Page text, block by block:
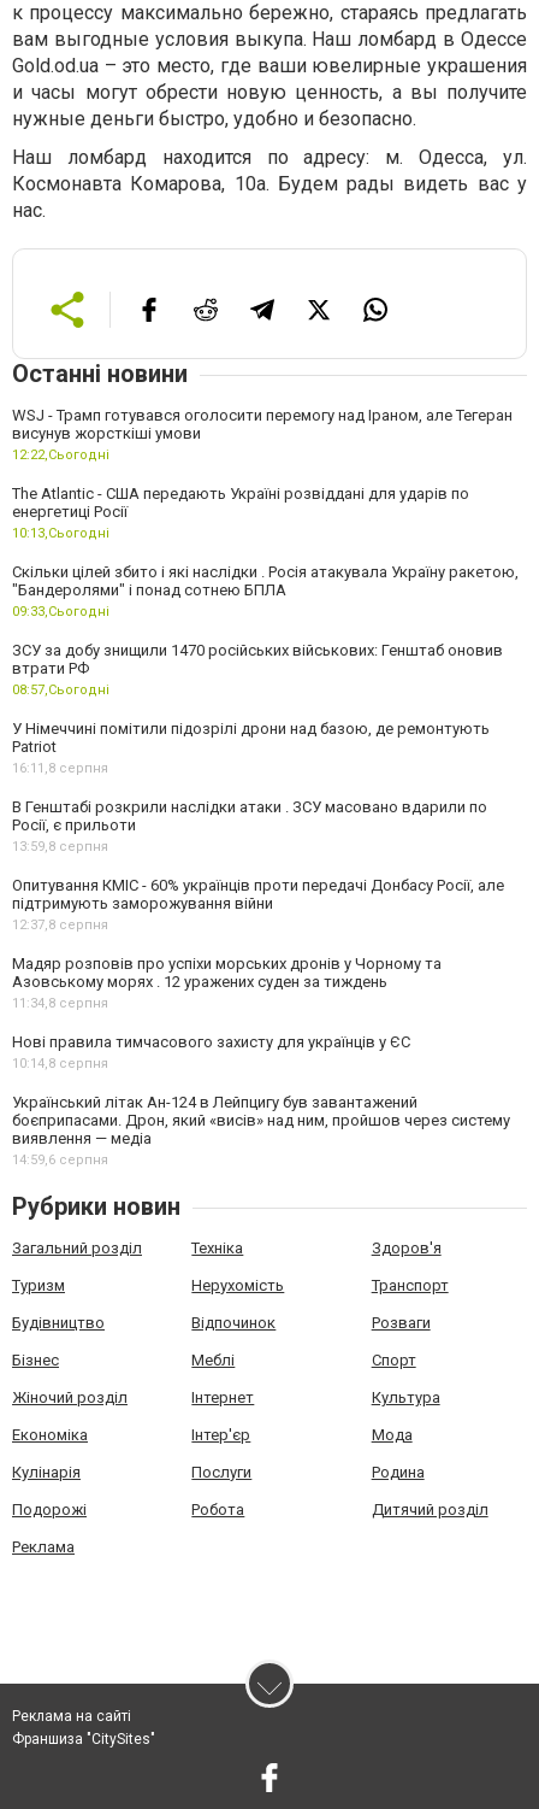
к процессу максимально бережно, стараясь предлагать
вам выгодные условия выкупа. Наш ломбард в Одессе
Gold.od.ua – это место, где ваши ювелирные украшения
и часы могут обрести новую ценность, а вы получите
нужные деньги быстро, удобно и безопасно.
Наш ломбард находится по адресу: м. Одесса, ул.
Космонавта Комарова, 10а. Будем рады видеть вас у
нас.
Останні новини
WSJ - Трамп готувався оголосити перемогу над Іраном, але Тегеран
висунув жорсткіші умови
12:22,Сьогодні
The Atlantic - США передають Україні розвіддані для ударів по
енергетиці Росії
10:13,Сьогодні
Скільки цілей збито і які наслідки . Росія атакувала Україну ракетою,
"Бандеролями" і понад сотнею БПЛА
09:33,Сьогодні
ЗСУ за добу знищили 1470 російських військових: Генштаб оновив
втрати РФ
08:57,Сьогодні
У Німеччині помітили підозрілі дрони над базою, де ремонтують
Patriot
16:11,8 серпня
В Генштабі розкрили наслідки атаки . ЗСУ масовано вдарили по
Росії, є прильоти
13:59,8 серпня
Опитування КМІС - 60% українців проти передачі Донбасу Росії, але
підтримують заморожування війни
12:37,8 серпня
Мадяр розповів про успіхи морських дронів у Чорному та
Азовському морях . 12 уражених суден за тиждень
11:34,8 серпня
Нові правила тимчасового захисту для українців у ЄС
10:14,8 серпня
Український літак Ан-124 в Лейпцигу був завантажений
боєприпасами. Дрон, який «висів» над ним, пройшов через систему
виявлення — медіа
14:59,6 серпня
Рубрики новин
Загальний розділ Техніка Здоров'я
Туризм Нерухомість Транспорт
Будівництво Відпочинок Розваги
Бізнес Меблі Спорт
Жіночий розділ Інтернет Культура
Економіка Інтер'єр Мода
Кулінарія Послуги Родина
Подорожі Робота Дитячий розділ
Реклама
Реклама на сайті
Франшиза "CitySites"